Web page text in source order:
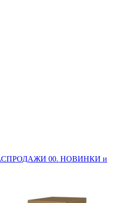
00. НОВИНКИ и